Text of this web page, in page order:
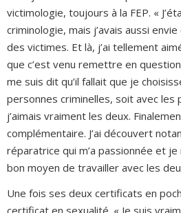
victimologie, toujours à la FEP. «
criminologie, mais j’avais aussi
des victimes. Et là, j’ai tellement
que c’est venu remettre en
me suis dit qu’il fallait que je
personnes criminelles, soit avec les
j’aimais vraiment les deux.
complémentaire. J’ai découvert
réparatrice qui m’a passionnée et
bon moyen de travailler avec les
Une fois ses deux certificats en
certificat en sexualité. « Je suis